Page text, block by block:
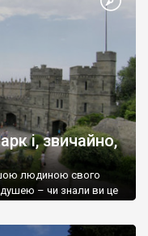
і, звичайно,
людиною свого
– чи знали ви це